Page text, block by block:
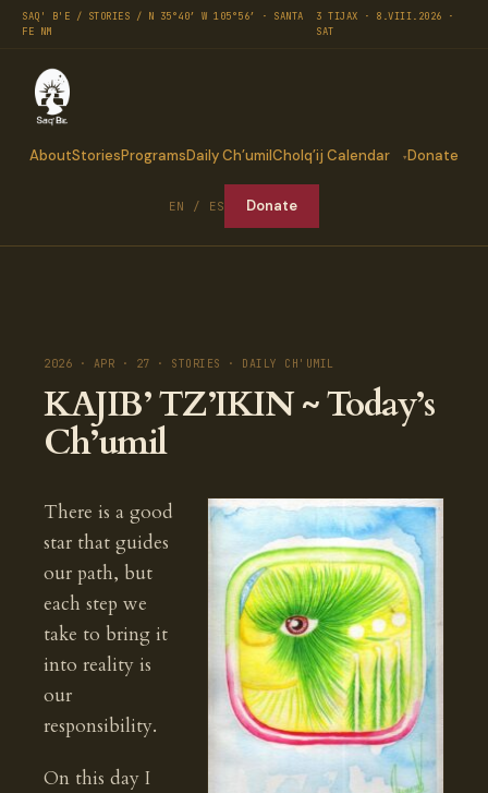
SAQ' B'E / STORIES / N 35°40′ W 105°56′ · SANTA
FE NM
3 TIJAX · 8.VIII.2026 ·
SAT
AboutStoriesProgramsDaily Ch’umilCholq’ij Calendar Donate
EN / ES Donate
2026 · APR · 27 · STORIES · DAILY CH'UMIL
KAJIB’ TZ’IKIN ~ Today’s
Ch’umil
There is a good
star that guides
our path, but
each step we
take to bring it
into reality is
our
responsibility.
On this day I